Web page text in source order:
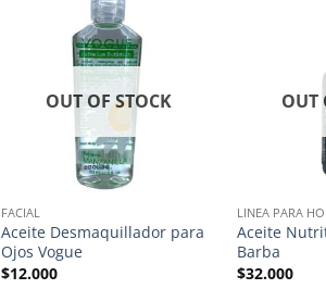
OUT OF STOCK
FACIAL
Aceite Desmaquillador para
Ojos Vogue
$12.000
OUT
LINEA PARA
Aceite
Barba
$32.000